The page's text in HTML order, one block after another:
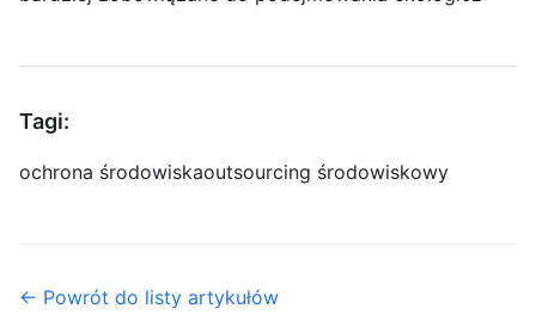
Tagi:
ochrona środowiskaoutsourcing środowiskowy
← Powrót do listy artykułów